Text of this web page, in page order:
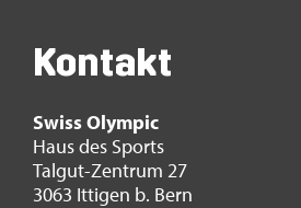
Kon­takt
Swiss Olym­pic
Haus des Sports
Tal­gut-Zen­trum 27
3063 It­ti­gen b. Bern